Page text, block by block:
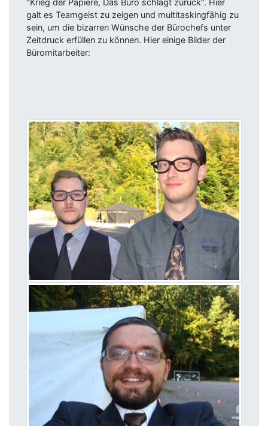
"Krieg der Papiere, Das Büro schlägt zurück". Hier
galt es Teamgeist zu zeigen und multitaskingfähig zu
sein, um die bizarren Wünsche der Bürochefs unter
Zeitdruck erfüllen zu können. Hier einige Bilder der
Büromitarbeiter: